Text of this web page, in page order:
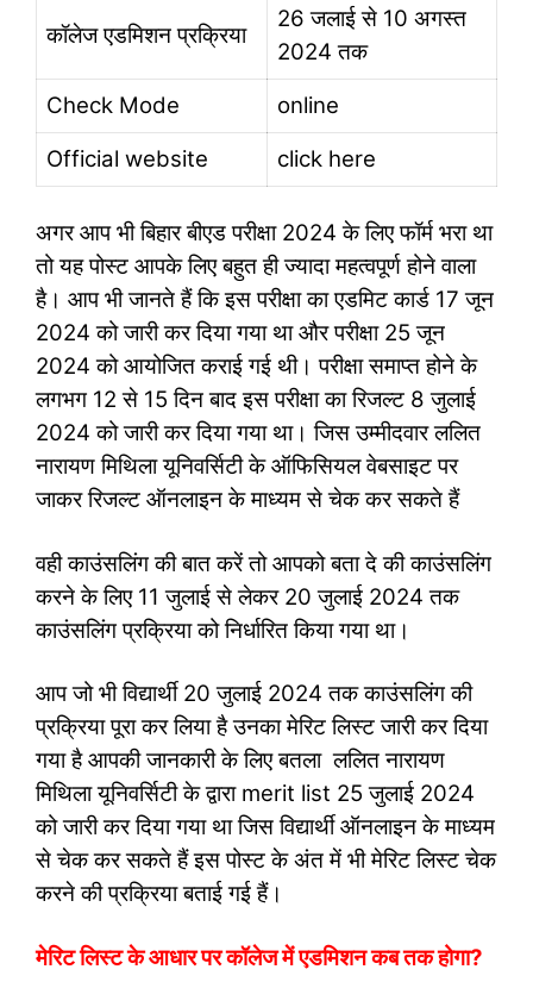
कॉलेज एडमिशन प्रक्रिया
26 जलाई से 10 अगस्त
2024 तक
Check Mode
online
Official website
click here
अगर आप भी बिहार बीएड परीक्षा 2024 के लिए फॉर्म भरा था
तो यह पोस्ट आपके लिए बहुत ही ज्यादा महत्वपूर्ण होने वाला
है। आप भी जानते हैं कि इस परीक्षा का एडमिट कार्ड 17 जून
2024 को जारी कर दिया गया था और परीक्षा 25 जून
2024 को आयोजित कराई गई थी। परीक्षा समाप्त होने के
लगभग 12 से 15 दिन बाद इस परीक्षा का रिजल्ट 8 जुलाई
2024 को जारी कर दिया गया था। जिस उम्मीदवार ललित
नारायण मिथिला यूनिवर्सिटी के ऑफिसियल वेबसाइट पर
जाकर रिजल्ट ऑनलाइन के माध्यम से चेक कर सकते हैं
वही काउंसलिंग की बात करें तो आपको बता दे की काउंसलिंग
करने के लिए 11 जुलाई से लेकर 20 जुलाई 2024 तक
काउंसलिंग प्रक्रिया को निर्धारित किया गया था।
आप जो भी विद्यार्थी 20 जुलाई 2024 तक काउंसलिंग की
प्रक्रिया पूरा कर लिया है उनका मेरिट लिस्ट जारी कर दिया
गया है आपकी जानकारी के लिए बतला ललित नारायण
मिथिला यूनिवर्सिटी के द्वारा merit list 25 जुलाई 2024
को जारी कर दिया गया था जिस विद्यार्थी ऑनलाइन के माध्यम
से चेक कर सकते हैं इस पोस्ट के अंत में भी मेरिट लिस्ट चेक
करने की प्रक्रिया बताई गई हैं।
मेरिट लिस्ट के आधार पर कॉलेज में एडमिशन कब तक होगा?